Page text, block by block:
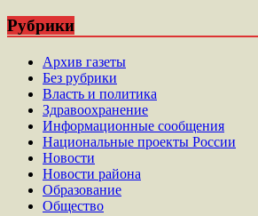
Рубрики
Архив газеты
Без рубрики
Власть и политика
Здравоохранение
Информационные сообщения
Национальные проекты России
Новости
Новости района
Образование
Общество